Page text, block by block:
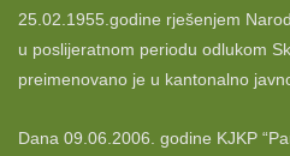
25.02.1955.godine rješenjem
u poslijeratnom periodu odlukom
preimenovano je u kantonalno
Dana 09.06.2006. godine KJKP